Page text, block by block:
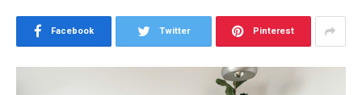
Facebook Twitter Pinterest